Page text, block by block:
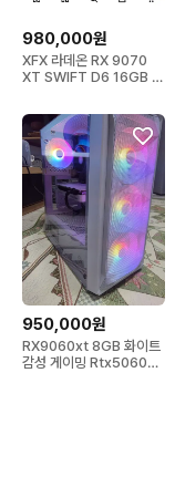
980,000원
XFX 라데온 RX 9070
XT SWIFT D6 16GB 그
950,000원
RX9060xt 8GB 화이트
감성 게이밍 Rtx5060보